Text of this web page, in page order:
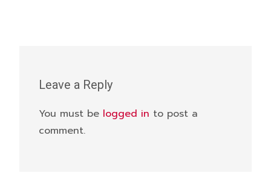
Leave a Reply
You must be logged in to post a
comment.